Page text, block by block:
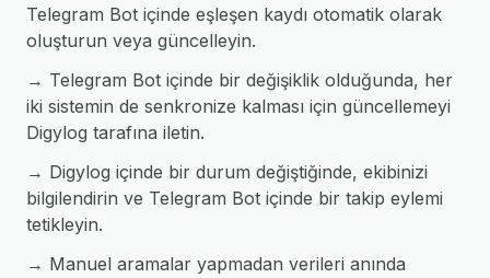
Telegram Bot içinde eşleşen kaydı otomatik olarak
oluşturun veya güncelleyin.
→ Telegram Bot içinde bir değişiklik olduğunda, her
iki sistemin de senkronize kalması için güncellemeyi
Digylog tarafına iletin.
→ Digylog içinde bir durum değiştiğinde, ekibinizi
bilgilendirin ve Telegram Bot içinde bir takip eylemi
tetikleyin.
→ Manuel aramalar yapmadan verileri anında